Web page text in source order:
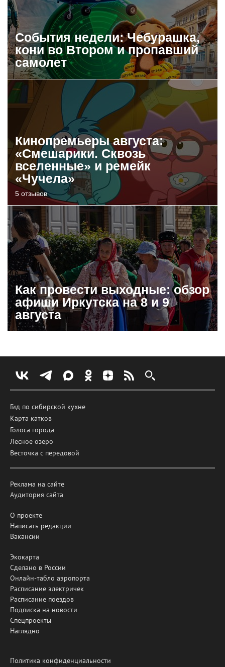
События недели: Чебурашка,
кони во Втором и пропавший
самолет
Кинопремьеры августа:
«Смешарики. Сквозь
вселенные» и ремейк
«Чучела»
5 отзывов
Как провести выходные: обзор
афиши Иркутска на 8 и 9
августа
Гид по сибирской кухне
Карта катков
Голоса города
Лесное озеро
Весточка с передовой
Реклама на сайте
Аудитория сайта
О проекте
Написать редакции
Вакансии
Экокарта
Сделано в России
Онлайн-табло аэропорта
Расписание электричек
Расписание поездов
Подписка на новости
Спецпроекты
Наглядно
Политика конфиденциальности